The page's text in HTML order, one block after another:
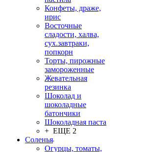
Конфеты, драже,
ирис
Восточные
сладости, халва,
сух.завтраки,
попкорн
Торты, пирожные
замороженные
Жевательная
резинка
Шоколад и
шоколадные
батончики
Шоколадная паста
+ ЕЩЕ 2
Соленья
Огурцы, томаты,